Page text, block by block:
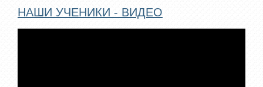
НАШИ УЧЕНИКИ - ВИДЕО